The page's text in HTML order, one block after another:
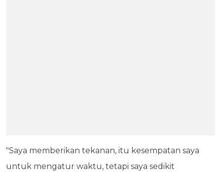
"Saya memberikan tekanan, itu kesempatan saya
untuk mengatur waktu, tetapi saya sedikit